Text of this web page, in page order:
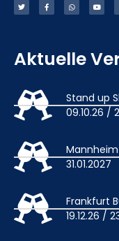
Aktuelle
Stand up
09.10.26 /
Mannheim
31.01.2027
Frankfurt
19.12.26 /